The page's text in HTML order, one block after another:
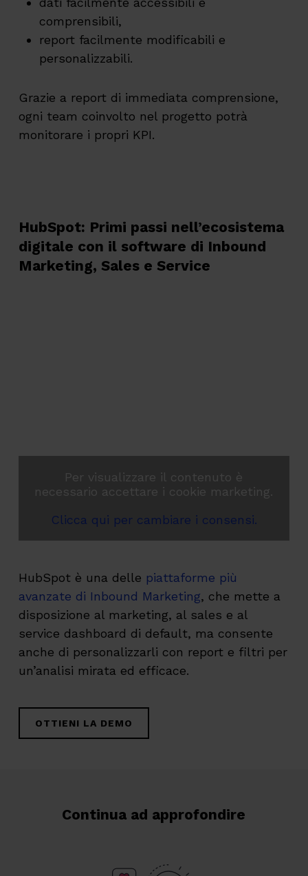
comprensibili,
report facilmente modificabili e
personalizzabili.
Grazie a report di immediata comprensione,
ogni team coinvolto nel progetto potrà
monitorare i propri KPI.
HubSpot: Primi passi nell’ecosistema
digitale con il software di Inbound
Marketing, Sales e Service
Per visualizzare il contenuto è
necessario accettare i cookie marketing.
Clicca qui per cambiare i consensi.
HubSpot è una delle piattaforme più
avanzate di Inbound Marketing, che mette a
disposizione al marketing, al sales e al
service dashboard di default, ma consente
anche di personalizzarli con report e filtri per
un’analisi mirata ed efficace.
OTTIENI LA DEMO
Continua ad approfondire